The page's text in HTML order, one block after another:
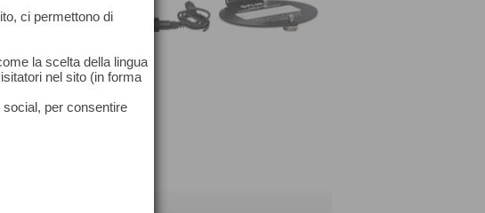
FLIR IR
ci permettono di
la scelta della lingua
nel sito (in forma
per consentire